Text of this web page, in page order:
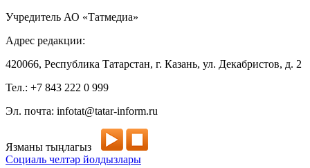
Учредитель АО «Татмедиа»
Адрес редакции:
420066, Республика Татарстан, г. Казань, ул. Декабристов, д. 2
Тел.: +7 843 222 0 999
Эл. почта: infotat@tatar-inform.ru
Язманы тыңлагыз
Социаль челтәр йолдызлары